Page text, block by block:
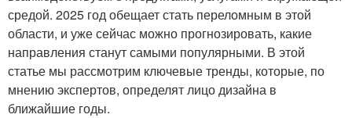
средой. 2025 год обещает стать переломным в этой
области, и уже сейчас можно прогнозировать, какие
направления станут самыми популярными. В этой
статье мы рассмотрим ключевые тренды, которые, по
мнению экспертов, определят лицо дизайна в
ближайшие годы.